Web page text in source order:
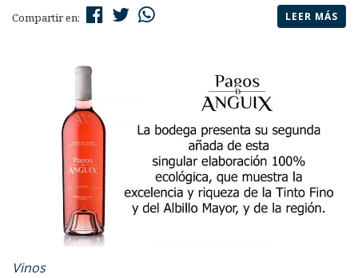
Compartir en: LEER MÁS
Vinos